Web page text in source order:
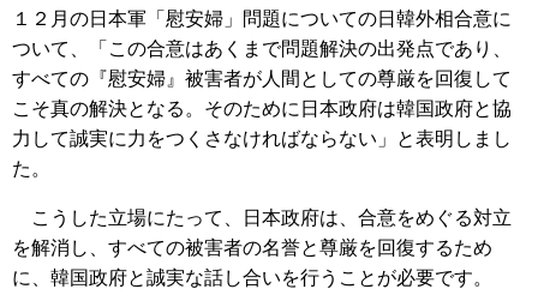
１２月の日本軍「慰安婦」問題についての日韓外相合意に
ついて、「この合意はあくまで問題解決の出発点であり、
すべての『慰安婦』被害者が人間としての尊厳を回復して
こそ真の解決となる。そのために日本政府は韓国政府と協
力して誠実に力をつくさなければならない」と表明しまし
た。
こうした立場にたって、日本政府は、合意をめぐる対立
を解消し、すべての被害者の名誉と尊厳を回復するため
に、韓国政府と誠実な話し合いを行うことが必要です。